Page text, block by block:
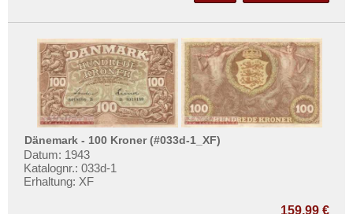
Dänemark - 100 Kroner (#033d-1_XF)
Datum: 1943
Katalognr.: 033d-1
Erhaltung: XF
159,99 €